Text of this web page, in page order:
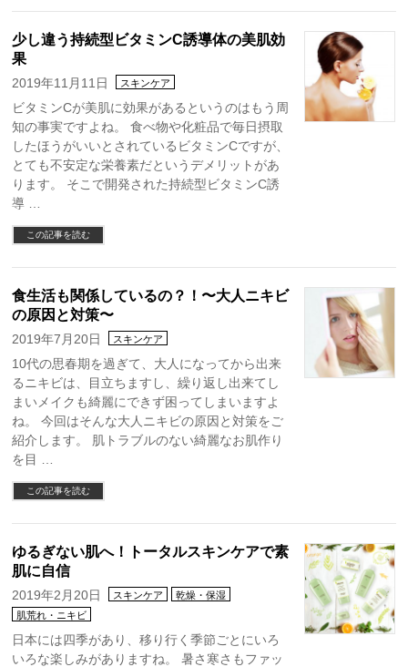
少し違う持続型ビタミンC誘導体の美肌効
果
2019年11月11日 スキンケア
ビタミンCが美肌に効果があるというのはもう周
知の事実ですよね。 食べ物や化粧品で毎日摂取
したほうがいいとされているビタミンCですが、
とても不安定な栄養素だというデメリットがあ
ります。 そこで開発された持続型ビタミンC誘
導 …
この記事を読む
食生活も関係しているの？！〜大人ニキビ
の原因と対策〜
2019年7月20日 スキンケア
10代の思春期を過ぎて、大人になってから出来
るニキビは、目立ちますし、繰り返し出来てし
まいメイクも綺麗にできず困ってしまいますよ
ね。 今回はそんな大人ニキビの原因と対策をご
紹介します。 肌トラブルのない綺麗なお肌作り
を目 …
この記事を読む
ゆるぎない肌へ！トータルスキンケアで素
肌に自信
2019年2月20日 スキンケア
乾燥・保湿
肌荒れ・ニキビ
日本には四季があり、移り行く季節ごとにいろ
いろな楽しみがありますね。 暑さ寒さもファッ